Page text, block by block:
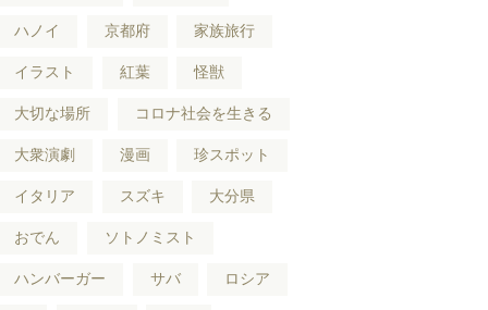
ハノイ 京都府 家族旅行
イラスト 紅葉 怪獣
大切な場所 コロナ社会を生きる
大衆演劇 漫画 珍スポット
イタリア スズキ 大分県
おでん ソトノミスト
ハンバーガー サバ ロシア